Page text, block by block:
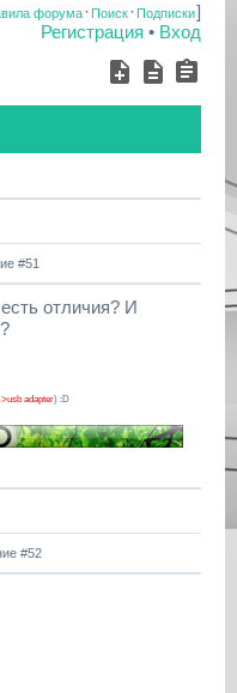
форума·Поиск·Подписки]
Регистрация • Вход
#51
отличия? И
adapter) :D
#52